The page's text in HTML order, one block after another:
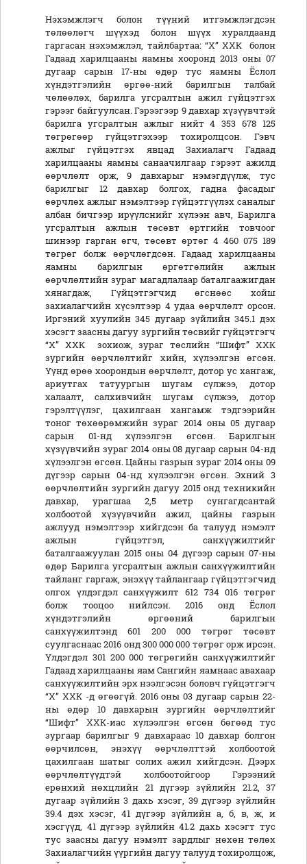
Нэхэмжлэгч болон түүний итгэмжлэгдсэн
төлөөлөгч шүүхэд болон шүүх хуралдаанд
гаргасан нэхэмжлэл, тайлбартаа: “Х” ХХК болон
Гадаад харилцааны яамны хооронд 2013 оны 07
дугаар сарын 17-ны өдөр тус яамны Ёслол
хүндэтгэлийн өргөө-ний барилгын талбай
чөлөөлөх, барилга угсралтын ажил гүйцэтгэх
гэрээг байгуулсан. Гэрээгээр 9 давхар хүзүүвчтэй
барилга угсралтын ажлыг нийт 4 353 678 125
төгрөгөөр гүйцэтгэхээр тохиролцсон. Гэвч
ажлыг гүйцэтгэх явцад Захиалагч Гадаад
харилцааны яамны санаачилгаар гэрээт ажилд
өөрчлөлт орж, 9 давхарыг нэмэгдүүлж, тус
барилгыг 12 давхар болгох, гадна фасадыг
өөрчлөх ажлыг нэмэлтээр гүйцэтгүүлэх саналыг
албан бичгээр ирүүлснийг хүлээн авч, Барилга
угсралтын ажлын төсөвт өртгийн товчоог
шинээр гарган өгч, төсөвт өртөг 4 460 075 189
төгрөг болж өөрчлөгдсөн. Гадаад харилцааны
яамны барилгын өргөтгөлийн ажлын
өөрчлөлтийн зураг магадлалаар баталгаажигдан
хянагдаж, Гүйцэтгэгчид өгснөөс хойш
захиалагчийн хүсэлтээр 4 удаа өөрчлөлт орсон.
Иргэний хуулийн 345 дугаар зүйлийн 345.1 дэх
хэсэгт заасны дагуу зургийн төсвийг гүйцэтгэгч
“Х” ХХК зохиож, зураг төслийн “Шифт” ХХК
зургийн өөрчлөлтийг хийн, хүлээлгэн өгсөн.
Үүнд өрөө хоорондын өөрчлөлт, дотор ус хангаж,
ариутгах татуургын шугам сүлжээ, дотор
халаалт, салхивчийн шугам сүлжээ, дотор
гэрэлтүүлэг, цахилгаан хангамж тэдгээрийн
тоног төхөөрөмжийн зураг 2014 оны 05 дугаар
сарын 01-нд хүлээлгэн өгсөн. Барилгын
хүзүүвчийн зураг 2014 оны 08 дугаар сарын 04-нд
хүлээлгэн өгсөн. Цайны газрын зураг 2014 оны 09
дүгээр сарын 04-нд хүлээлгэн өгсөн. Эхний 3
өөрчлөлтийн зургийн дагуу 2015 онд техникийн
давхар, урагшаа 2,5 метр сунгагдсантай
холбоотой хүзүүвчийн ажил, цайны газрын
ажлууд нэмэлтээр хийгдсэн ба талууд нэмэлт
ажлын гүйцэтгэл, санхүүжилтийг
баталгаажуулан 2015 оны 04 дүгээр сарын 07-ны
өдөр Барилга угсралтын ажлын санхүүжилтийн
тайланг гаргаж, энэхүү тайлангаар гүйцэтгэгчид
олгох үлдэгдэл санхүүжилт 612 734 016 төгрөг
болж тооцоо нийлсэн. 2016 онд Ёслол
хүндэтгэлийн өргөөний барилгын
санхүүжилтэнд 601 200 000 төгрөг төсөвт
суулгаснаас 2016 онд 300 000 000 төгрөг орж ирсэн.
Үлдэгдэл 301 200 000 төгрөгийн санхүүжилтийг
Гадаад харилцааны яам Сангийн яамнаас авахаар
санхүүжилтийн эрх нээлгэсэн боловч гүйцэтгэгч
“Х” ХХК -д өгөөгүй. 2016 оны 03 дугаар сарын 22-
ны өдөр 10 давхарын зургийн өөрчлөлтийг
“Шифт” ХХК-иас хүлээлгэн өгсөн бөгөөд тус
зургаар барилгыг 9 давхараас 10 давхар болгон
өөрчилсөн, энэхүү өөрчлөлттэй холбоотой
цахилгаан шатыг солих ажил хийгдсэн. Дээрх
өөрчлөлтүүдтэй холбоотойгоор Гэрээний
ерөнхий нөхцлийн 21 дүгээр зүйлийн 21.2, 37
дугаар зүйлийн 3 дахь хэсэг, 39 дүгээр зүйлийн
39.4 дэх хэсэг, 41 дүгээр зүйлийн а, б, в, ж, и
хэсгүүд, 41 дүгээр зүйлийн 41.2 дахь хэсэгт тус
тус заасны дагуу нэмэлт зардлыг нөхөн төлөх
Захиалагчийн үүргийн дагуу талууд тохиролцож,